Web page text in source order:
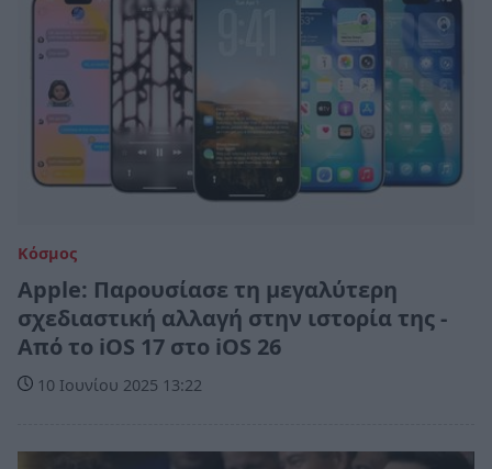
Κόσμος
Apple: Παρουσίασε τη μεγαλύτερη
σχεδιαστική αλλαγή στην ιστορία της -
Από το iOS 17 στο iOS 26
10 Ιουνίου 2025 13:22